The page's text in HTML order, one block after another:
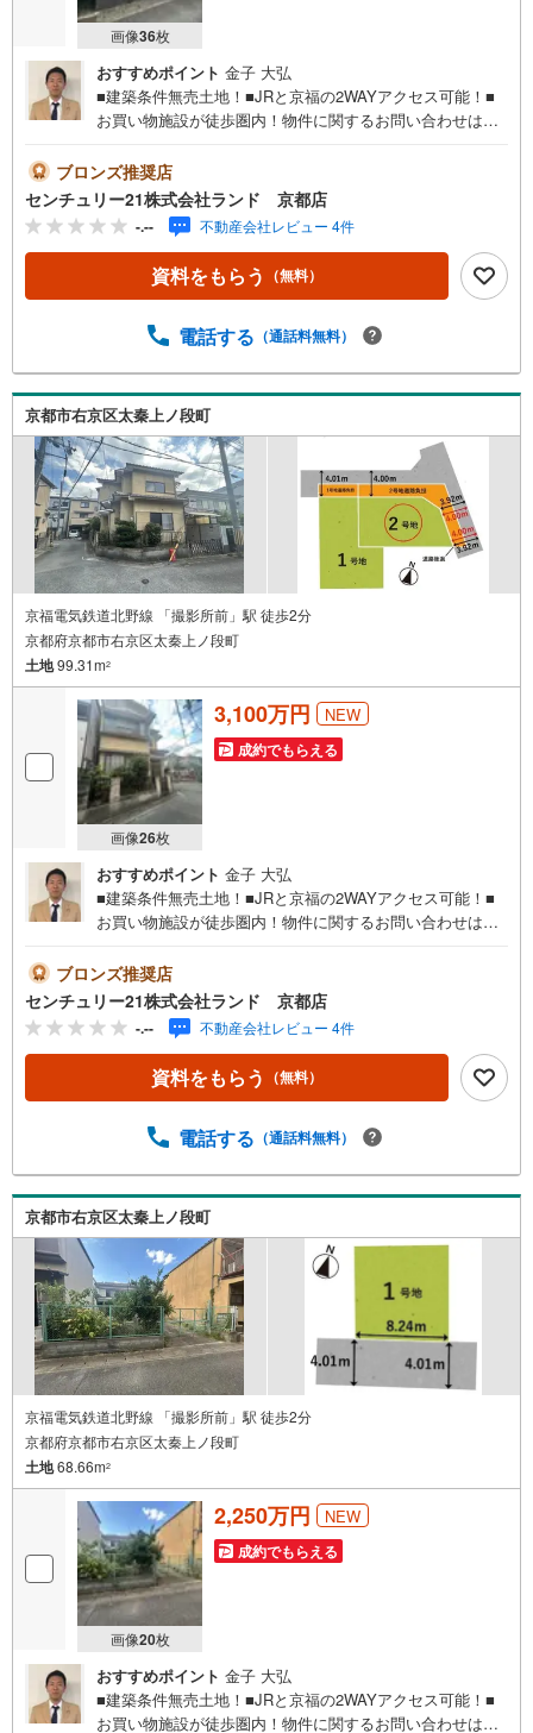
画像36枚
おすすめポイント 金子 大弘
■建築条件無売土地！■JRと京福の2WAYアクセス可能！■
お買い物施設が徒歩圏内！物件に関するお問い合わせは
ませ！＜センチュリー21ランドについて＞●センチュリー2
1ランド京都店は・・・ お客様のご希望をお客様の目線で
ご満足いただけるお住いを全力でお探し致します！●購入・
売却・ローンのご相談など、些細なことでもお気軽にご相
談下さいませ！●リフォームのご相談も承っております。○
京阪鴨東線 「出町柳」駅 徒歩約6分○京都市営地下鉄烏丸
日・水曜日定休日※祝日は営業）事前にご連絡いただけます
ます！
ブロンズ推奨店
センチュリー21株式会社ランド 京都店
-.-- 不動産会社レビュー 4件
資料をもらう （無料）
電話する （通話料無料）
京都市右京区太秦上ノ段町
京福電気鉄道北野線 「撮影所前」駅 徒歩2分
京都府京都市右京区太秦上ノ段町
土地99.31m2
画像26枚
3,100万円 NEW
成約でもらえる
おすすめポイント 金子 大弘
■建築条件無売土地！■JRと京福の2WAYアクセス可能！■
お買い物施設が徒歩圏内！物件に関するお問い合わせは
ませ！＜センチュリー21ランドについて＞●センチュリー2
1ランド京都店は・・・ お客様のご希望をお客様の目線で
ご満足いただけるお住いを全力でお探し致します！●購入・
売却・ローンのご相談など、些細なことでもお気軽にご相
談下さいませ！●リフォームのご相談も承っております。○
京阪鴨東線 「出町柳」駅 徒歩約6分○京都市営地下鉄烏丸
日・水曜日定休日※祝日は営業）事前にご連絡いただけます
ます！
ブロンズ推奨店
センチュリー21株式会社ランド 京都店
-.-- 不動産会社レビュー 4件
資料をもらう （無料）
電話する （通話料無料）
京都市右京区太秦上ノ段町
京福電気鉄道北野線 「撮影所前」駅 徒歩2分
京都府京都市右京区太秦上ノ段町
土地68.66m2
画像20枚
2,250万円 NEW
成約でもらえる
おすすめポイント 金子 大弘
■建築条件無売土地！■JRと京福の2WAYアクセス可能！■
お買い物施設が徒歩圏内！物件に関するお問い合わせは